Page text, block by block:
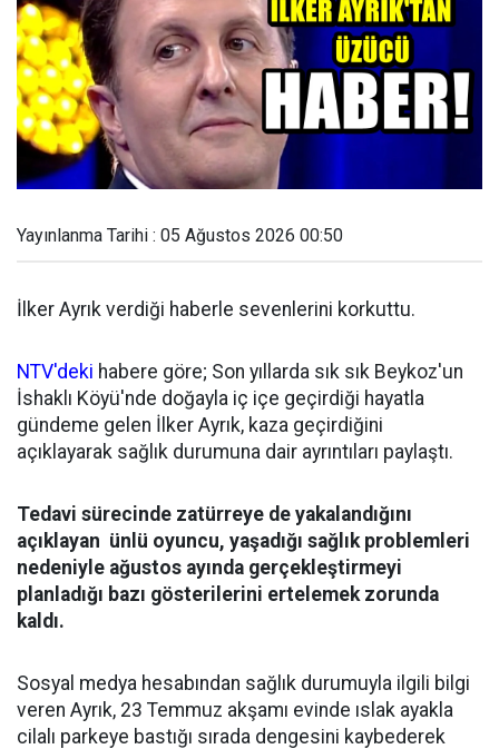
Yayınlanma Tarihi : 05 Ağustos 2026 00:50
İlker Ayrık verdiği haberle sevenlerini korkuttu.
NTV'deki habere göre; Son yıllarda sık sık Beykoz'un
İshaklı Köyü'nde doğayla iç içe geçirdiği hayatla
gündeme gelen İlker Ayrık, kaza geçirdiğini
açıklayarak sağlık durumuna dair ayrıntıları paylaştı.
Tedavi sürecinde zatürreye de yakalandığını
açıklayan ünlü oyuncu, yaşadığı sağlık problemleri
nedeniyle ağustos ayında gerçekleştirmeyi
planladığı bazı gösterilerini ertelemek zorunda
kaldı.
Sosyal medya hesabından sağlık durumuyla ilgili bilgi
veren Ayrık, 23 Temmuz akşamı evinde ıslak ayakla
cilalı parkeye bastığı sırada dengesini kaybederek